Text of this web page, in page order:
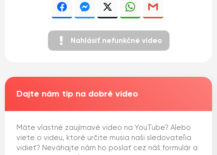
Nahlásiť nefunkčné video
Dajte nám tip na dobré video
Máte vlastné zaujímavé video na YouTube? Alebo
viete o videu, ktoré určite musia naši sledovateľia
vidieť? Neváhajte nám ho poslať cez náš formulár a